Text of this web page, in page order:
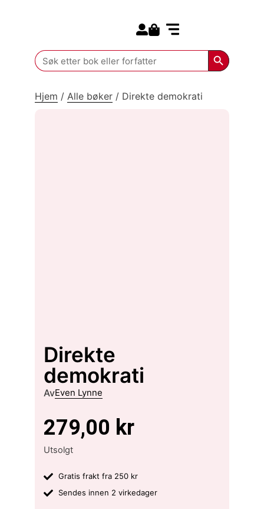
Search
for:
Search
Hjem / Alle bøker / Direkte demokrati
Direkte
demokrati
AvEven Lynne
279,00 kr
Utsolgt
Gratis frakt fra 250 kr
Sendes innen 2 virkedager